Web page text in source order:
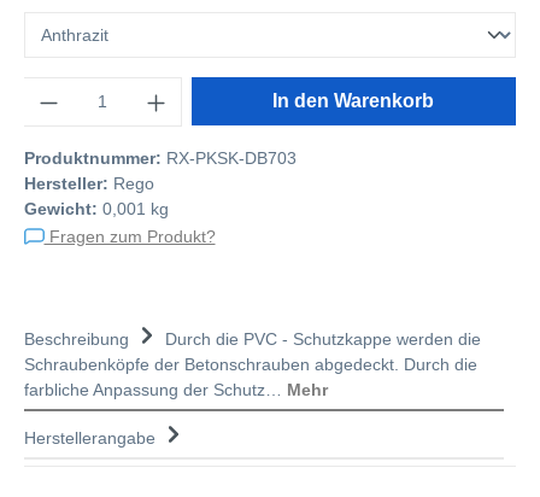
In den Warenkorb
Produktnummer: RX-PKSK-DB703
Hersteller: Rego
Gewicht: 0,001 kg
Fragen zum Produkt?
Beschreibung
Durch die PVC - Schutzkappe werden die
Schraubenköpfe der Betonschrauben abgedeckt. Durch die
farbliche Anpassung der Schutz… Mehr
Herstellerangabe